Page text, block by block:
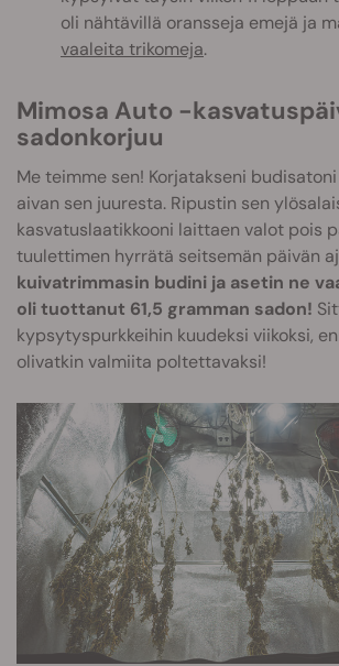
oli nähtävillä oransseja emejä ja
vaaleita trikomeja.
Mimosa Auto -kasvatuspäiväkirja:
sadonkorjuu
Me teimme sen! Korjatakseni
aivan sen juuresta. Ripustin sen
kasvatuslaatikkooni laittaen valot pois
tuulettimen hyrrätä seitsemän päivän
kuivatrimmasin budini ja asetin ne
oli tuottanut 61,5 gramman sadon!
kypsytyspurkkeihin kuudeksi viikoksi,
olivatkin valmiita poltettavaksi!